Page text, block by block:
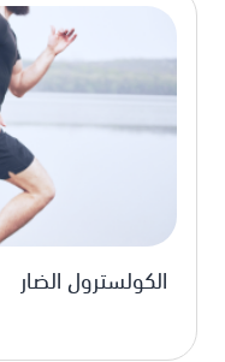
الكولسترول الضار